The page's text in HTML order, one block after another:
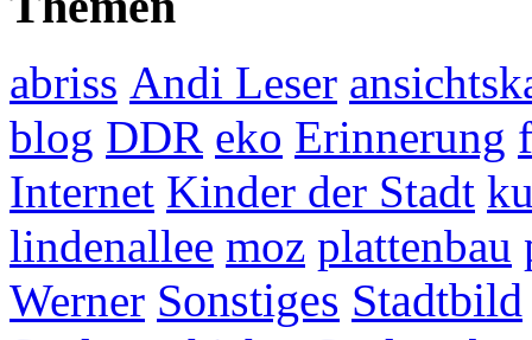
abriss Andi Leser
blog DDR eko Erinnerung
Internet Kinder der Stadt
lindenallee moz plattenbau
Werner Sonstiges Stadtbild